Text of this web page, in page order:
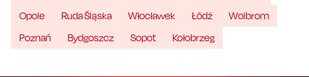
Opole
Ruda Śląska Włocławek Łódź
Wolbrom
Poznań
Bydgoszcz Sopot Kołobrzeg